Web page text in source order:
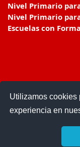
Utilizamos cookies
experiencia en
Nivel Primario
Nivel Primario
Escuelas con